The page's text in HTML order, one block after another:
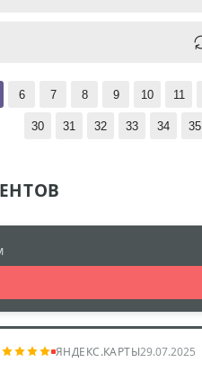
6 7 8 9 10 11
30 31 32 33 34 35
ЯНДЕКС.КАРТЫ29.07.2025